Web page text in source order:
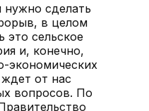
нужно сделать
в целом
это сельское
и, конечно,
экономических
от нас
вопросов. По